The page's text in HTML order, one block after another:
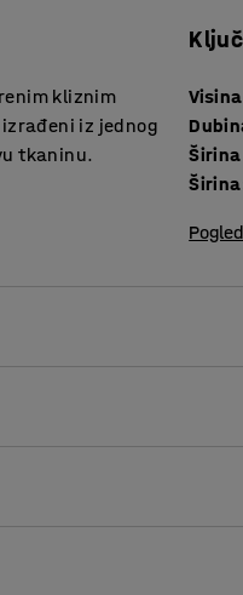
kliznim
iz jednog
tkaninu.
Širina
ispod stola.